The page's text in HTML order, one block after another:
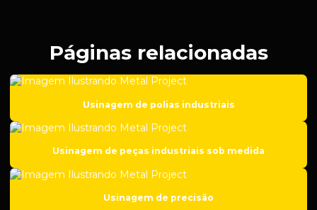
Empresa de solda em aço carbono
Empresa de solda em ferro fundido
Empresa de usinagem de aço inox
Páginas relacionadas
Usinagem de polias industriais
Usinagem de peças industriais sob medida
Usinagem de precisão